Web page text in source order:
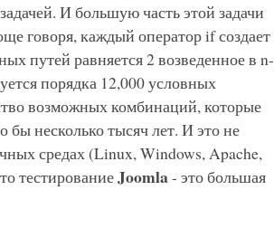
И большую часть этой задачи
говоря, каждый оператор if создает
путей равняется 2 возведенное в n-
порядка 12,000 условных
возможных комбинаций, которые
бы несколько тысяч лет. И это не
средах (Linux, Windows, Apache,
тестированиеJoomla- это большая